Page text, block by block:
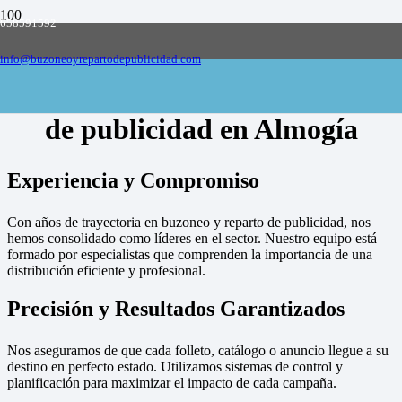
658591592
info@buzoneoyrepartodepublicidad.com
Empresa de buzoneo y reparto de publicidad
de publicidad en Almogía
Experiencia y Compromiso
Con años de trayectoria en buzoneo y reparto de publicidad, nos
hemos consolidado como líderes en el sector. Nuestro equipo está
formado por especialistas que comprenden la importancia de una
distribución eficiente y profesional.
Precisión y Resultados Garantizados
Nos aseguramos de que cada folleto, catálogo o anuncio llegue a su
destino en perfecto estado. Utilizamos sistemas de control y
planificación para maximizar el impacto de cada campaña.